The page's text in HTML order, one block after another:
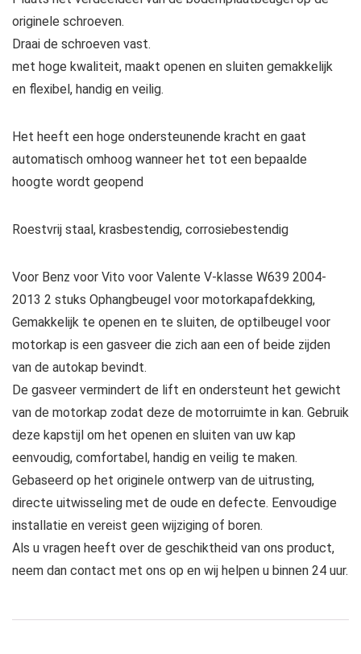
originele schroeven.
Draai de schroeven vast.
met hoge kwaliteit, maakt openen en sluiten gemakkelijk
en flexibel, handig en veilig.
Het heeft een hoge ondersteunende kracht en gaat
automatisch omhoog wanneer het tot een bepaalde
hoogte wordt geopend
Roestvrij staal, krasbestendig, corrosiebestendig
Voor Benz voor Vito voor Valente V-klasse W639 2004-
2013 2 stuks Ophangbeugel voor motorkapafdekking,
Gemakkelijk te openen en te sluiten, de optilbeugel voor
motorkap is een gasveer die zich aan een of beide zijden
van de autokap bevindt.
De gasveer vermindert de lift en ondersteunt het gewicht
van de motorkap zodat deze de motorruimte in kan. Gebruik
deze kapstijl om het openen en sluiten van uw kap
eenvoudig, comfortabel, handig en veilig te maken.
Gebaseerd op het originele ontwerp van de uitrusting,
directe uitwisseling met de oude en defecte. Eenvoudige
installatie en vereist geen wijziging of boren.
Als u vragen heeft over de geschiktheid van ons product,
neem dan contact met ons op en wij helpen u binnen 24 uur.